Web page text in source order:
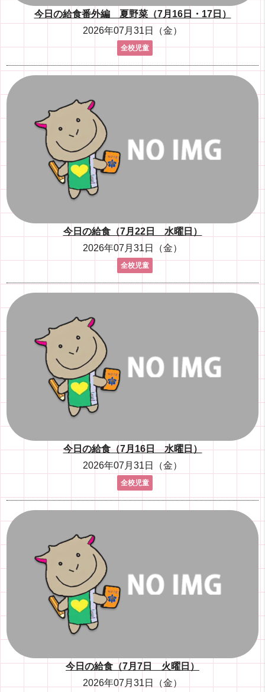
今日の給食番外編 夏野菜（7月16日・17日）
2026年07月31日（金）
全校児童
今日の給食（7月22日 水曜日）
2026年07月31日（金）
全校児童
今日の給食（7月16日 水曜日）
2026年07月31日（金）
全校児童
今日の給食（7月7日 火曜日）
2026年07月31日（金）